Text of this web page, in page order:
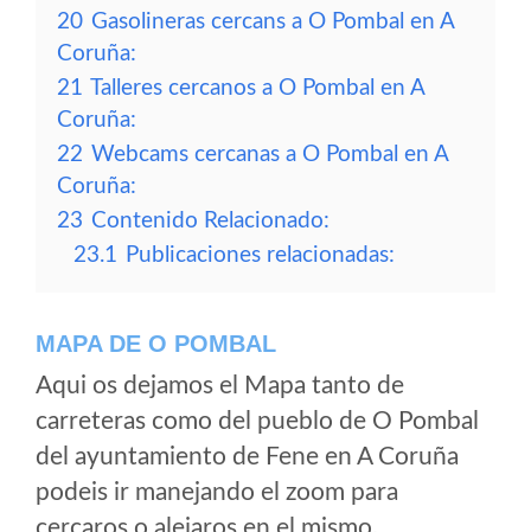
20 Gasolineras cercans a O Pombal en A
Coruña:
21 Talleres cercanos a O Pombal en A
Coruña:
22 Webcams cercanas a O Pombal en A
Coruña:
23 Contenido Relacionado:
23.1 Publicaciones relacionadas:
MAPA DE O POMBAL
Aqui os dejamos el Mapa tanto de
carreteras como del pueblo de O Pombal
del ayuntamiento de Fene en A Coruña
podeis ir manejando el zoom para